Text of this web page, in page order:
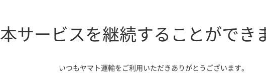
本サービスを継続する ことができ
いつもヤマト運輸をご利用いただきありがとうございます。